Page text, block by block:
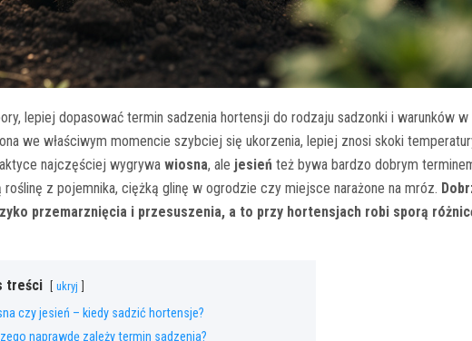
lepiej dopasować termin sadzenia hortensji do rodzaju sadzonki i warunków w
we właściwym momencie szybciej się ukorzenia, lepiej znosi skoki
najczęściej wygrywa wiosna, ale jesień też bywa bardzo dobrym
z pojemnika, ciężką glinę w ogrodzie czy miejsce narażone na mróz.
przemarznięcia i przesuszenia, a to przy hortensjach robi sporą
treści ukryj
czy jesień – kiedy sadzić hortensje?
naprawdę zależy termin sadzenia?